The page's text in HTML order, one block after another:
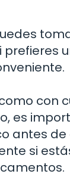
prefieres
con
es
antes de
si